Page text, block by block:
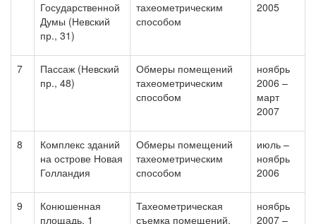
Государственной
Думы (Невский
пр., 31)
тахеометрическим
способом
2005
7
Пассаж (Невский
пр., 48)
Обмеры помещений
тахеометрическим
способом
ноябрь
2006 –
март
2007
8
Комплекс зданий
на острове Новая
Голландия
Обмеры помещений
тахеометрическим
способом
июль –
ноябрь
2006
9
Конюшенная
площадь, 1
Тахеометрическая
съемка помещений,
ноябрь
2007 –